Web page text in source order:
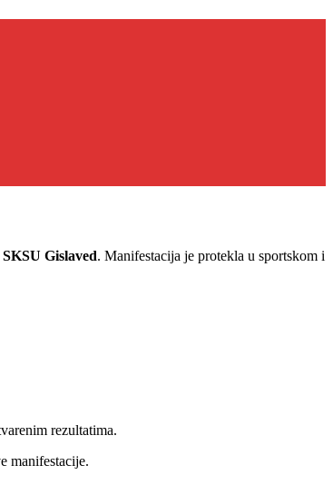
SKSU Gislaved. Manifestacija je protekla u sportskom i
rezultatima.
manifestacije.